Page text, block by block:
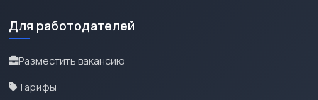
Для работодателей
Разместить вакансию
Тарифы